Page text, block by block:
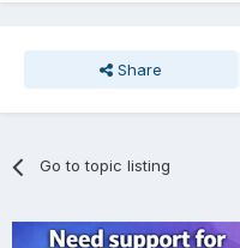
Share
Go to topic listing